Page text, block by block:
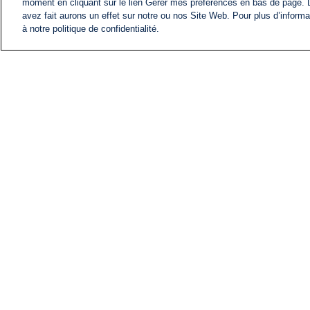
moment en cliquant sur le lien Gérer mes préférences en bas de page.
avez fait aurons un effet sur notre ou nos Site Web. Pour plus
à notre politique de confidentialité.